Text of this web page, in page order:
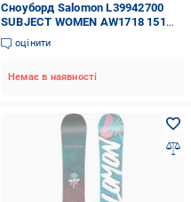
Сноуборд Salomon L39942700
SUBJECT WOMEN AW1718 151
см
оцінити
Немає в наявності